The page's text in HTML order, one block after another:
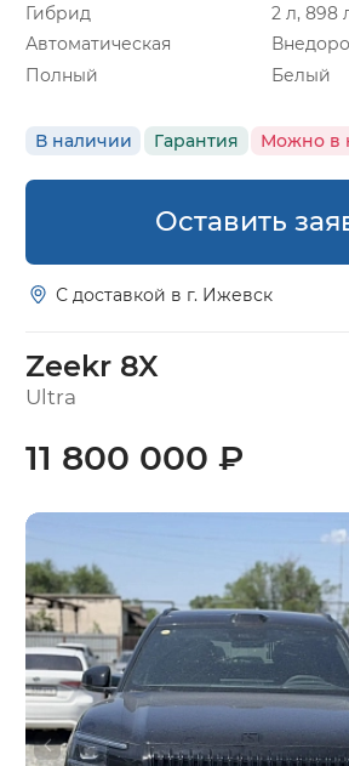
Гибрид
2 л, 898
Автоматическая
Полный
Белый
В наличии Гарантия Можно в
Оставить
С доставкой в г. Ижевск
Zeekr 8X
Ultra
11 800 000 ₽